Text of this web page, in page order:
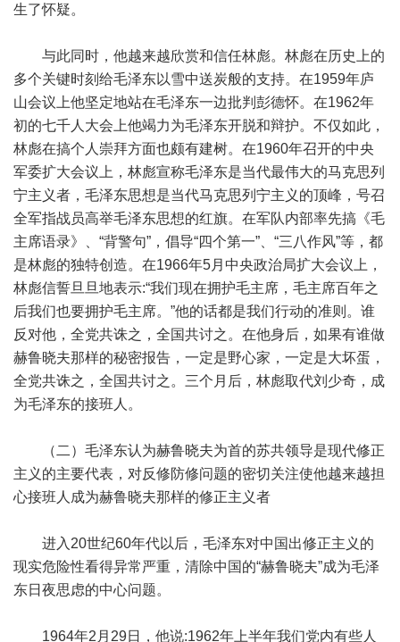
生了怀疑。
与此同时，他越来越欣赏和信任林彪。林彪在历史上的
多个关键时刻给毛泽东以雪中送炭般的支持。在1959年庐
山会议上他坚定地站在毛泽东一边批判彭德怀。在1962年
初的七千人大会上他竭力为毛泽东开脱和辩护。不仅如此，
林彪在搞个人崇拜方面也颇有建树。在1960年召开的中央
军委扩大会议上，林彪宣称毛泽东是当代最伟大的马克思列
宁主义者，毛泽东思想是当代马克思列宁主义的顶峰，号召
全军指战员高举毛泽东思想的红旗。在军队内部率先搞《毛
主席语录》、“背警句”，倡导“四个第一”、“三八作风”等，都
是林彪的独特创造。在1966年5月中央政治局扩大会议上，
林彪信誓旦旦地表示:“我们现在拥护毛主席，毛主席百年之
后我们也要拥护毛主席。”他的话都是我们行动的准则。谁
反对他，全党共诛之，全国共讨之。在他身后，如果有谁做
赫鲁晓夫那样的秘密报告，一定是野心家，一定是大坏蛋，
全党共诛之，全国共讨之。三个月后，林彪取代刘少奇，成
为毛泽东的接班人。
（二）毛泽东认为赫鲁晓夫为首的苏共领导是现代修正
主义的主要代表，对反修防修问题的密切关注使他越来越担
心接班人成为赫鲁晓夫那样的修正主义者
进入20世纪60年代以后，毛泽东对中国出修正主义的
现实危险性看得异常严重，清除中国的“赫鲁晓夫”成为毛泽
东日夜思虑的中心问题。
1964年2月29日，他说:1962年上半年我们党内有些人